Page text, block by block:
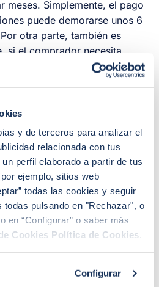
y de terceros para analizar el
relacionada con tus
perfil elaborado a partir de tus
ejemplo, sitios web
todas las cookies y seguir
todas pulsando en "Rechazar", o
en “Configurar” o saber más
Cookies Política de Cookies .
Configurar
meses. Simplemente, el pago
puede demorarse unos 6
otra parte, también es
si el comprador necesita
proceso de formalización del
que pagar a
un piso
se debe pagar a
la Renta de Personas
patrimonial, es decir,la
de venta y el valor
vivienda. A esto, hay que
dicho inmueble.